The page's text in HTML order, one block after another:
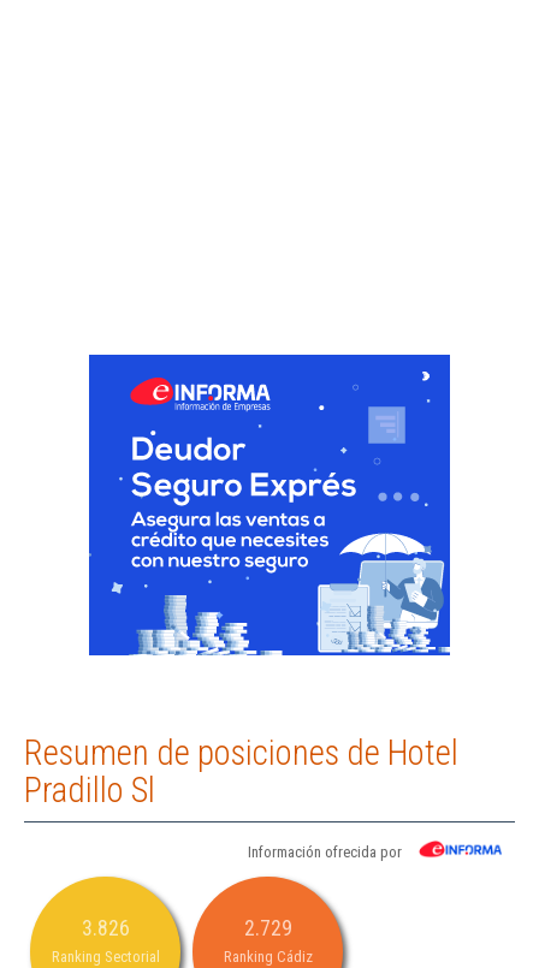
Resumen de posiciones de Hotel
Pradillo Sl
Información ofrecida por
3.826
Ranking Sectorial
2.729
Ranking Cádiz